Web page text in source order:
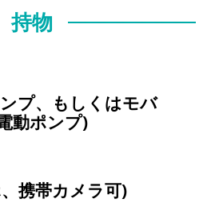
持物
プ、もしくはモバ
動ポンプ)
携帯カメラ可)